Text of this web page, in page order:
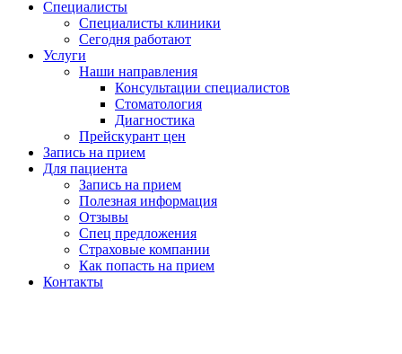
Специалисты
Специалисты клиники
Сегодня работают
Услуги
Наши направления
Консультации специалистов
Стоматология
Диагностика
Прейскурант цен
Запись на прием
Для пациента
Запись на прием
Полезная информация
Отзывы
Спец предложения
Страховые компании
Как попасть на прием
Контакты